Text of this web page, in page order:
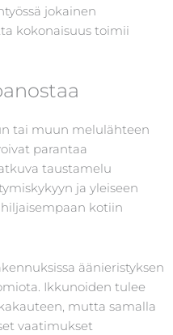
jokainen
kokonaisuus toimii
tai muun melulähteen
parantaa
taustamelu
ja yleiseen
kotiin
äänieristyksen
Ikkunoiden tulee
mutta samalla
vaatimukset